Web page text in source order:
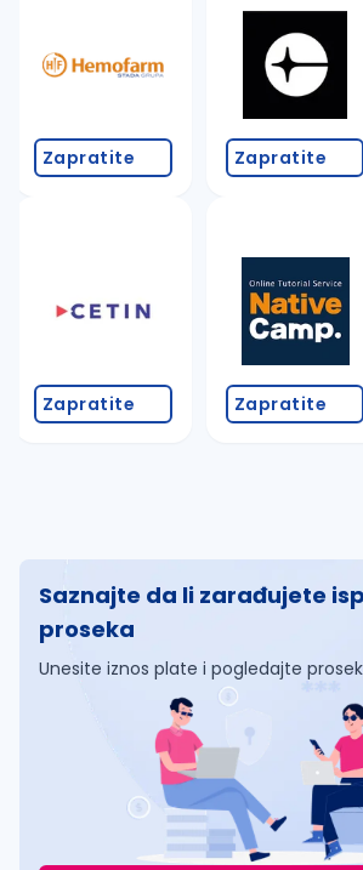
Zapratite
Zapratite
Zapratite
Zapratite
Saznajte da li zarađujete
proseka
Unesite iznos plate i pogledajte